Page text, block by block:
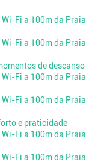
de descanso
e praticidade